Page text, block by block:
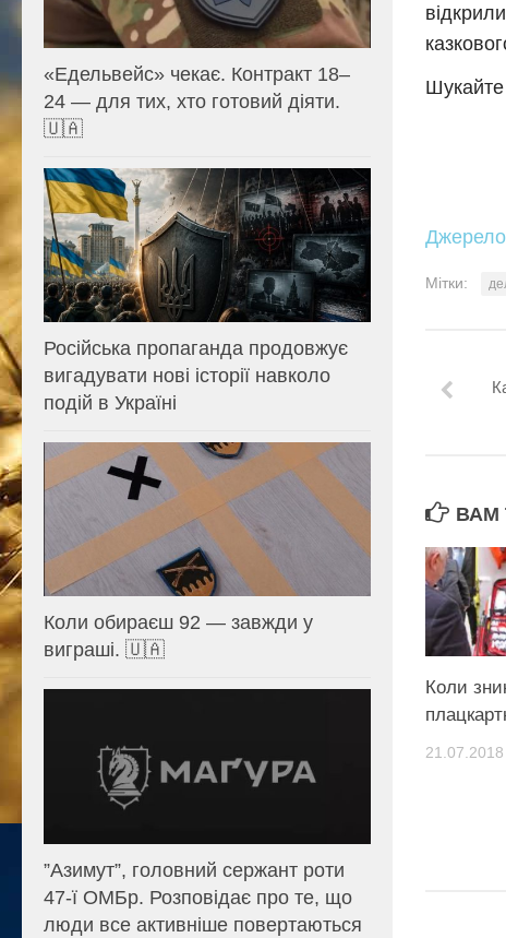
Шукайте
Мітки:
ВАМ
Коли
«Едельвейс» чекає. Контракт 18–
24 — для тих, хто готовий діяти.
🇺🇦
Російська пропаганда продовжує
вигадувати нові історії навколо
подій в Україні
Коли обираєш 92 — завжди у
виграші. 🇺🇦
⁨”Азимут”, головний сержант роти
47-ї ОМБр. Розповідає про те, що
люди все активніше повертаються